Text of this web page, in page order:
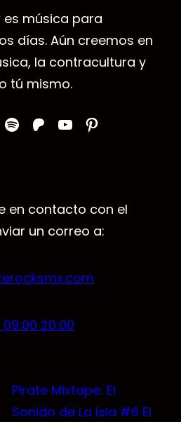
es música para
días. Aún creemos en
la contracultura y
tú mismo.
Spotify Patreon YouTube Pinterest
en contacto con el
un correo a:
20:00
Pirate Mixtape: El
Sonido de La Isla #6 El